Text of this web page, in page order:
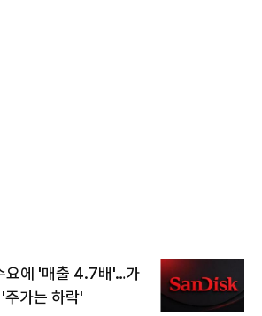
요에 '매출 4.7배'…가
주가는 하락'